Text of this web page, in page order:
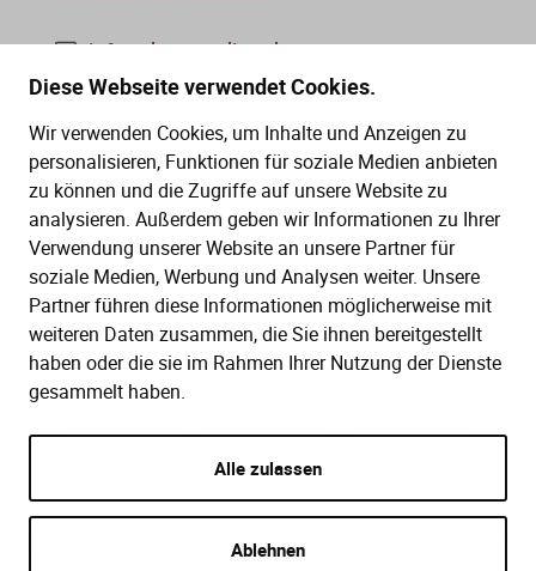
Diese Webseite verwendet Cookies.
Wir verwenden Cookies, um Inhalte und Anzeigen zu
personalisieren, Funktionen für soziale Medien anbieten
zu können und die Zugriffe auf unsere Website zu
analysieren. Außerdem geben wir Informationen zu Ihrer
Verwendung unserer Website an unsere Partner für
soziale Medien, Werbung und Analysen weiter. Unsere
Partner führen diese Informationen möglicherweise mit
weiteren Daten zusammen, die Sie ihnen bereitgestellt
haben oder die sie im Rahmen Ihrer Nutzung der Dienste
gesammelt haben.
Alle zulassen
Ablehnen
info@dws-medien.de
Mo.–Do. 08:00–16:00 Uhr
Fr. 08:00–13:30 Uhr
SERVICE
Hilfe (FAQ)
Gesetze
Kontakt
KAUF UND BESTELLUNG
Versand und Lieferung